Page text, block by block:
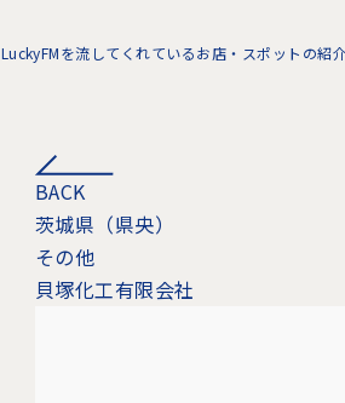
LuckyFMを流してくれているお店・スポットの紹
BACK
茨城県（県央）
その他
貝塚化工有限会社